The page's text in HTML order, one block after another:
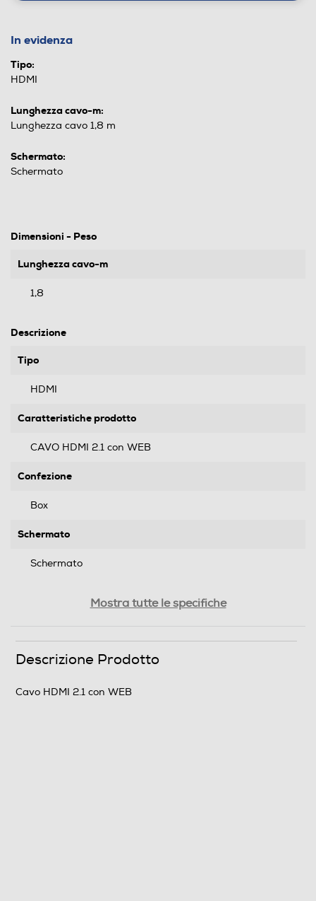
In evidenza
Tipo:
HDMI
Lunghezza cavo-m:
Lunghezza cavo 1,8 m
Schermato:
Schermato
Dimensioni - Peso
Lunghezza cavo-m
1,8
Descrizione
Tipo
HDMI
Caratteristiche prodotto
CAVO HDMI 2.1 con WEB
Confezione
Box
Schermato
Schermato
HEC/ARC/ modalità gioco VRP Supporta: 8K 60Hz/4k
Mostra tutte le specifiche
Descrizione Prodotto
Cavo HDMI 2.1 con WEB